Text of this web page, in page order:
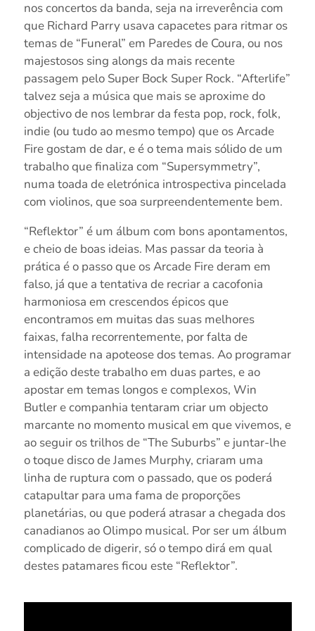
nos concertos da banda, seja na irreverência com
que Richard Parry usava capacetes para ritmar os
temas de “Funeral” em Paredes de Coura, ou nos
majestosos sing alongs da mais recente
passagem pelo Super Bock Super Rock. “Afterlife”
talvez seja a música que mais se aproxime do
objectivo de nos lembrar da festa pop, rock, folk,
indie (ou tudo ao mesmo tempo) que os Arcade
Fire gostam de dar, e é o tema mais sólido de um
trabalho que finaliza com “Supersymmetry”,
numa toada de eletrónica introspectiva pincelada
com violinos, que soa surpreendentemente bem.
“Reflektor” é um álbum com bons apontamentos,
e cheio de boas ideias. Mas passar da teoria à
prática é o passo que os Arcade Fire deram em
falso, já que a tentativa de recriar a cacofonia
harmoniosa em crescendos épicos que
encontramos em muitas das suas melhores
faixas, falha recorrentemente, por falta de
intensidade na apoteose dos temas. Ao programar
a edição deste trabalho em duas partes, e ao
apostar em temas longos e complexos, Win
Butler e companhia tentaram criar um objecto
marcante no momento musical em que vivemos, e
ao seguir os trilhos de “The Suburbs” e juntar-lhe
o toque disco de James Murphy, criaram uma
linha de ruptura com o passado, que os poderá
catapultar para uma fama de proporções
planetárias, ou que poderá atrasar a chegada dos
canadianos ao Olimpo musical. Por ser um álbum
complicado de digerir, só o tempo dirá em qual
destes patamares ficou este “Reflektor”.